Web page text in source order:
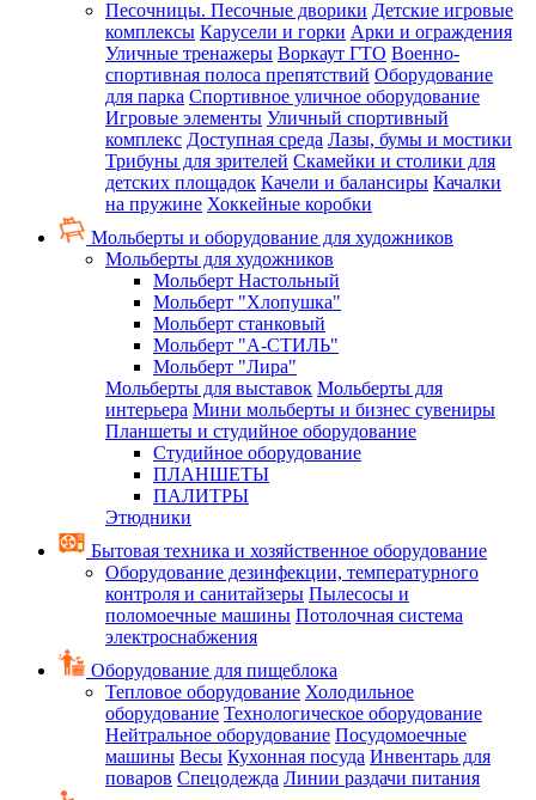
Песочницы. Песочные дворики Детские игровые
комплексы Карусели и горки Арки и ограждения
Уличные тренажеры Воркаут ГТО Военно-
спортивная полоса препятствий Оборудование
для парка Спортивное уличное оборудование
Игровые элементы Уличный спортивный
комплекс Доступная среда Лазы, бумы и мостики
Трибуны для зрителей Скамейки и столики для
детских площадок Качели и балансиры Качалки
на пружине Хоккейные коробки
Мольберты и оборудование для художников
Мольберты для художников
Мольберт Настольный
Мольберт "Хлопушка"
Мольберт станковый
Мольберт "А-СТИЛЬ"
Мольберт "Лира"
Мольберты для выставок Мольберты для
интерьера Мини мольберты и бизнес сувениры
Планшеты и студийное оборудование
Студийное оборудование
ПЛАНШЕТЫ
ПАЛИТРЫ
Этюдники
Бытовая техника и хозяйственное оборудование
Оборудование дезинфекции, температурного
контроля и санитайзеры Пылесосы и
поломоечные машины Потолочная система
электроснабжения
Оборудование для пищеблока
Тепловое оборудование Холодильное
оборудование Технологическое оборудование
Нейтральное оборудование Посудомоечные
машины Весы Кухонная посуда Инвентарь для
поваров Спецодежда Линии раздачи питания